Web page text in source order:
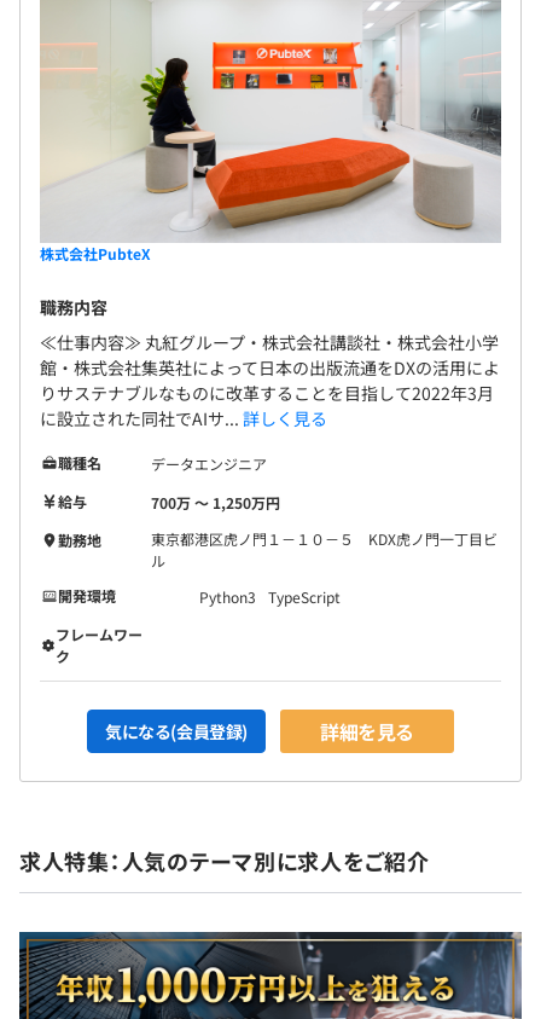
株式会社PubteX
職務内容
≪仕事内容≫ 丸紅グループ・株式会社講談社・株式会社小学
館・株式会社集英社によって日本の出版流通をDXの活用によ
りサステナブルなものに改革することを目指して2022年3月
に設立された同社でAIサ... 詳しく見る
職種名
データエンジニア
給与
700万 〜 1,250万円
勤務地
東京都港区虎ノ門１－１０－５ KDX虎ノ門一丁目ビ
ル
開発環境
Python3
TypeScript
フレームワー
ク
気になる(会員登録) 詳細を見る
求人特集：人気のテーマ別に求人をご紹介